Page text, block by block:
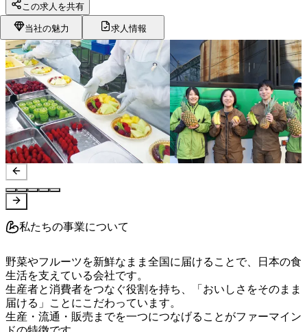
この求人を共有
当社の魅力 求人情報
私たちの事業について
野菜やフルーツを新鮮なまま全国に届けることで、日本の食
生活を支えている会社です。
生産者と消費者をつなぐ役割を持ち、「おいしさをそのまま
届ける」ことにこだわっています。
生産・流通・販売までを一つにつなげることがファーマイン